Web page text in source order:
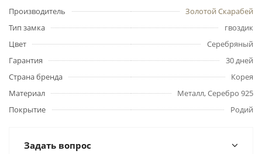
Производитель
Золотой Скарабей
Тип замка
гвоздик
Цвет
Серебряный
Гарантия
30 дней
Страна бренда
Корея
Материал
Металл, Серебро 925
Покрытие
Родий
Задать вопрос